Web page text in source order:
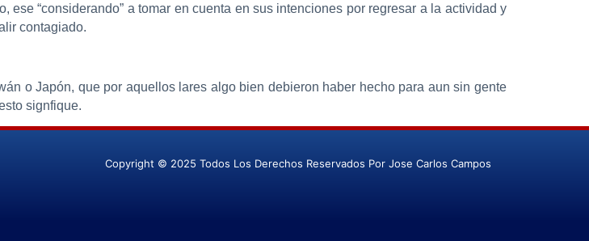
“considerando” a tomar en cuenta en sus intenciones por regresar a la actividad y
contagiado.
o Japón, que por aquellos lares algo bien debieron haber hecho para aun sin gente
signfique.
Copyright © 2025 Todos Los Derechos Reservados Por Jose Carlos Campos